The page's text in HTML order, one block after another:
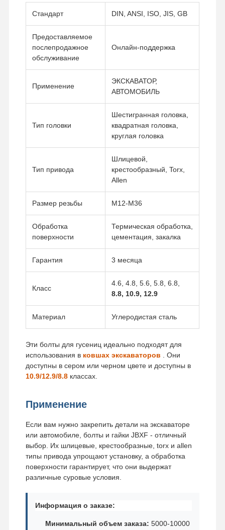
Стандарт DIN, ANSI, ISO, JIS, GB
Предоставляемое
послепродажное
обслуживание
Онлайн-поддержка
Применение
ЭКСКАВАТОР,
АВТОМОБИЛЬ
Тип головки
Шестигранная головка,
квадратная головка,
круглая головка
Тип привода
Шлицевой,
крестообразный, Torx,
Allen
Размер резьбы M12-M36
Обработка
поверхности
Термическая обработка,
цементация, закалка
Гарантия 3 месяца
Класс
4.6, 4.8, 5.6, 5.8, 6.8,
8.8, 10.9, 12.9
Материал Углеродистая сталь
Эти болты для гусениц идеально подходят для
использования в ковшах экскаваторов . Они
доступны в сером или черном цвете и доступны в
10.9/12.9/8.8классах.
Применение
Если вам нужно закрепить детали на экскаваторе
или автомобиле, болты и гайки JBXF - отличный
выбор. Их шлицевые, крестообразные, torx и allen
типы привода упрощают установку, а обработка
поверхности гарантирует, что они выдержат
различные суровые условия.
Информация о заказе:
Минимальный объем заказа: 5000-10000